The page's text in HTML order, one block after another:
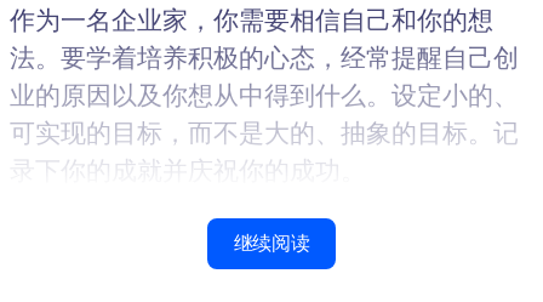
作为一名企业家，你需要相信自己和你的想
法。要学着培养积极的心态，经常提醒自己创
业的原因以及你想从中得到什么。设定小的、
可实现的目标，而不是大的、抽象的目标。记
录下你的成就并庆祝你的成功。
继续阅读